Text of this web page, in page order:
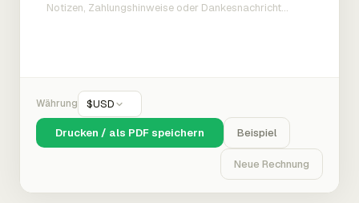
Währung $USD
Drucken / als PDF speichern Beispiel
Neue Rechnung